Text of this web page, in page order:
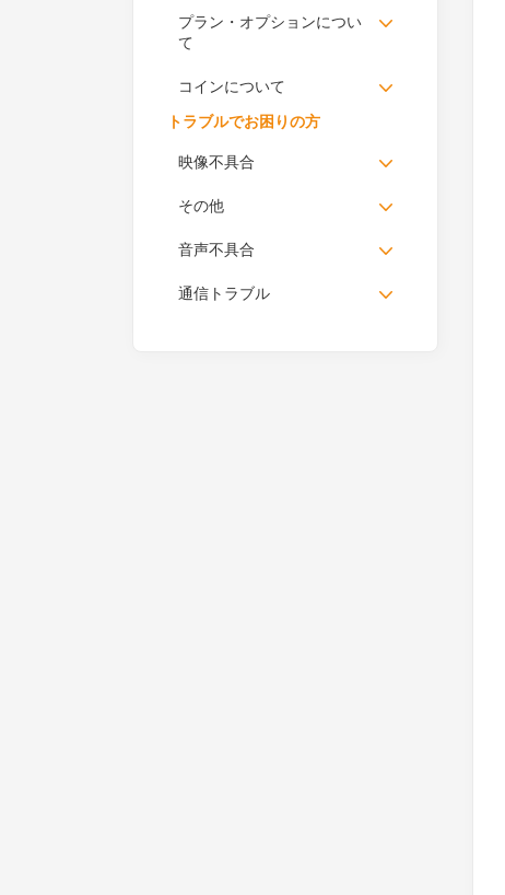
プラン・オプションについ
て
コインについて
トラブルでお困りの方
映像不具合
その他
音声不具合
通信トラブル